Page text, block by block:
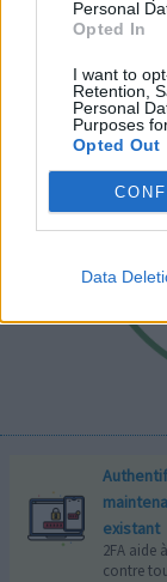
Personal
Opted In
I want to
Retention,
Personal
Purposes
Opted Out
Data
existant
2FA aide
contre